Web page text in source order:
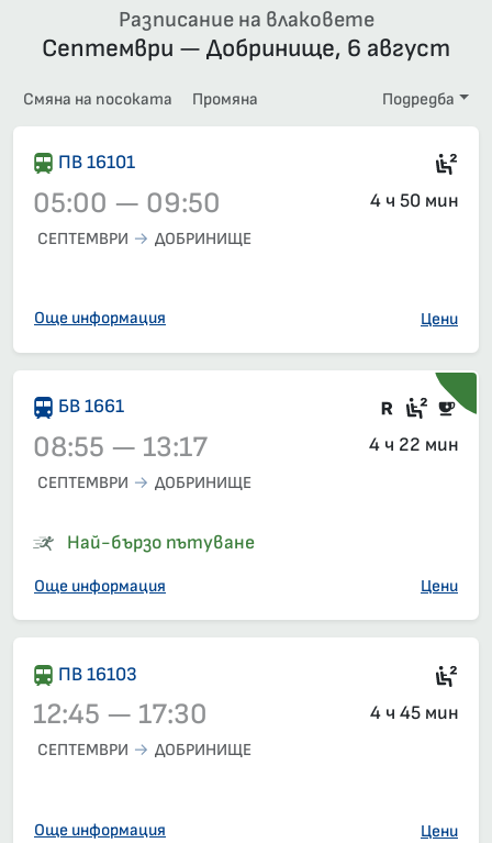
Разписание на влаковете
Септември — Добринище, 6 август
Смяна на посоката Промяна Подредба
Влак 16101, 05:00 – 09:50, вече е заминал
ПВ 16101
05:00 — 09:50 4 ч 50 мин
СЕПТЕМВРИ ДОБРИНИЩЕ
Още информация Цени
БВ 1661 Влак2-ра
08:55 — 13:17 4 ч 22 мин
СЕПТЕМВРИ ДОБРИНИЩЕ
Най-бързо пътуване
Още информация Цени
Влак 16103, 12:45 – 17:30, вече е заминал
ПВ 16103
12:45 — 17:30 4 ч 45 мин
СЕПТЕМВРИ ДОБРИНИЩЕ
Още информация Цени